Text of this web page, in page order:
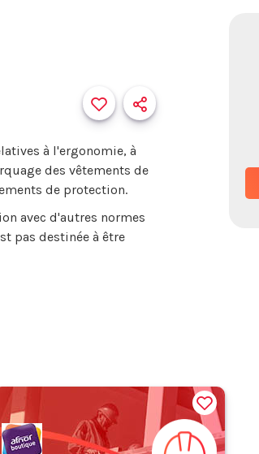
à l'ergonomie, à
des vêtements de
de protection.
avec d'autres normes
pas destinée à être